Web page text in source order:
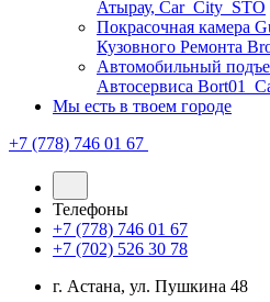
Атырау, Car_City_STO
Покрасочная камера
Кузовного Ремонта
Автомобильный
Автосервиса
Мы есть в твоем городе
+7 (778) 746 01 67
Телефоны
+7 (778) 746 01 67
+7 (702) 526 30 78
г. Астана, ул. Пушкина 48